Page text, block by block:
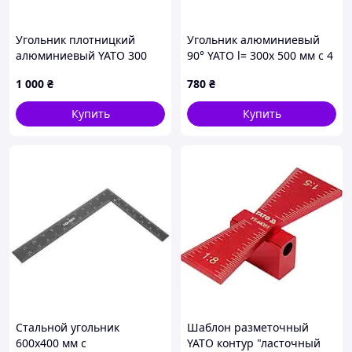
Угольник плотницкий
алюминиевый YATO 300
1 000 ₴
Купить
Угольник алюминиевый
90° YATO l= 300x 500 мм с 4
метрическими шкалами
[6/24]
780 ₴
Купить
Стальной угольник
600х400 мм с
Шаблон разметочный
YATO контур "ласточный